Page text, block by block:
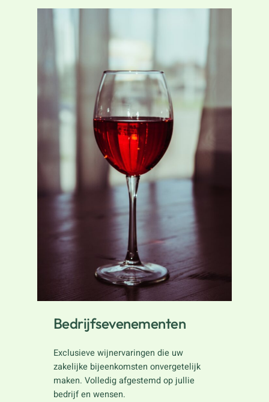
Bedrijfsevenementen
Exclusieve wijnervaringen die uw
zakelijke bijeenkomsten onvergetelijk
maken. Volledig afgestemd op jullie
bedrijf en wensen.